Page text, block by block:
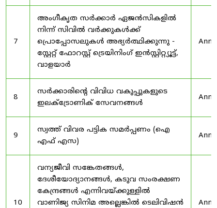
7
അംഗീകൃത സർക്കാർ ഏജൻസികളിൽ
നിന്ന് സിവിൽ വർക്കുകൾക്ക്
പ്രൊപ്പോസലുകൾ അഭ്യർത്ഥിക്കുന്നു -
സ്റ്റേറ്റ് ഫോറസ്റ്റ് ട്രെയിനിംഗ് ഇൻസ്റ്റിറ്റ്യൂട്ട്,
വാളയാർ
8
സർക്കാരിന്റെ വിവിധ വകുപ്പുകളുടെ
ഇലക്ട്രോണിക് സേവനങ്ങൾ
9
സ്വത്ത് വിവര പട്ടിക സമർപ്പണം (ഐ
എഫ് എസ)
10
വന്യജീവി സങ്കേതങ്ങൾ,
ദേശീയോദ്യാനങ്ങൾ, കടുവ സംരക്ഷണ
കേന്ദ്രങ്ങൾ എന്നിവയ്ക്കുള്ളിൽ
വാണിജ്യ സിനിമ അല്ലെങ്കിൽ ടെലിവിഷൻ